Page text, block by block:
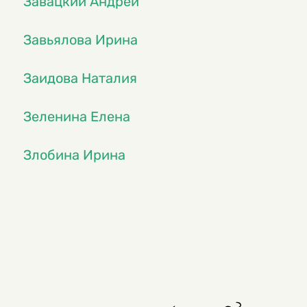
Завьялова Ирина
Заидова Наталия
Зеленина Елена
Злобина Ирина